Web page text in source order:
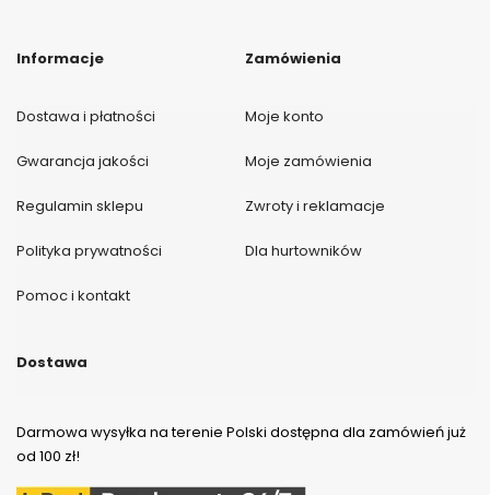
Informacje
Dostawa i płatności
Gwarancja jakości
Regulamin sklepu
Polityka prywatności
Pomoc i kontakt
Zamówienia
Moje konto
Moje zamówienia
Zwroty i reklamacje
Dla hurtowników
Dostawa
Darmowa wysyłka na terenie Polski dostępna dla zamówień już
od 100 zł!